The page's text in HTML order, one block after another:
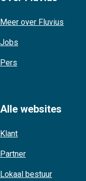
Meer over Fluvius
Jobs
Pers
Alle websites
Klant
Partner
Lokaal bestuur